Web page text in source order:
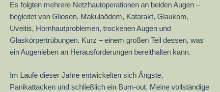
Es folgten mehrere Netzhautoperationen an beiden Augen –
begleitet von Gliosen, Makulaödem, Katarakt, Glaukom,
Uveitis, Hornhautproblemen, trockenen Augen und
Glaskörpertrübungen. Kurz – einem großen Teil dessen, was
ein Augenleben an Herausforderungen bereithalten kann.
Im Laufe dieser Jahre entwickelten sich Ängste,
Panikattacken und schließlich ein Burn-out. Meine vollständige